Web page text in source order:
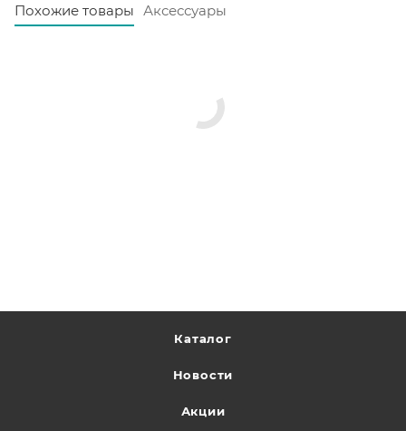
Похожие товары Аксессуары
Каталог
Новости
Акции